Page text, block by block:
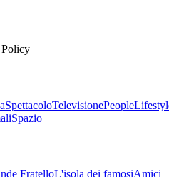
SpettacoloTelevisionePeople
Spazio
FratelloL'isola dei famosiAmici